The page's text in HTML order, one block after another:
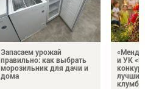
Запасаем урожай
правильно: как выбрать
морозильник для дачи и
дома
и УК
лучший
клумбу